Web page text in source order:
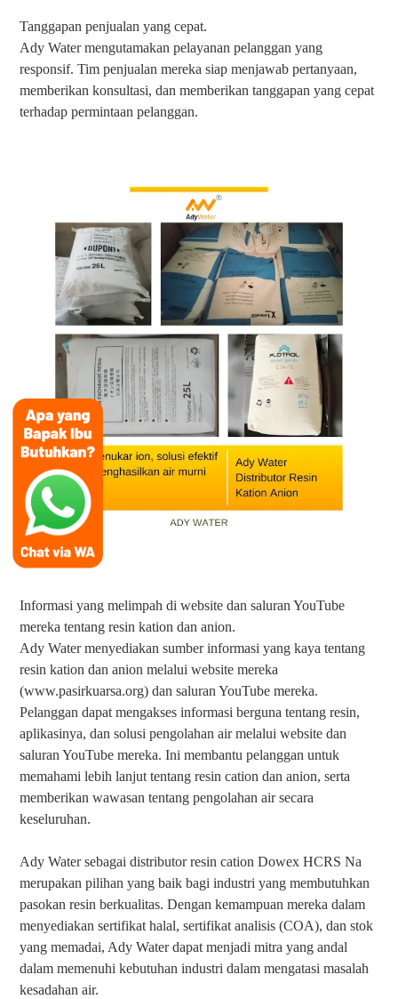
Tanggapan penjualan yang cepat.
Ady Water mengutamakan pelayanan pelanggan yang
responsif. Tim penjualan mereka siap menjawab pertanyaan,
memberikan konsultasi, dan memberikan tanggapan yang cepat
terhadap permintaan pelanggan.
Informasi yang melimpah di website dan saluran YouTube
mereka tentang resin kation dan anion.
Ady Water menyediakan sumber informasi yang kaya tentang
resin kation dan anion melalui website mereka
(www.pasirkuarsa.org) dan saluran YouTube mereka.
Pelanggan dapat mengakses informasi berguna tentang resin,
aplikasinya, dan solusi pengolahan air melalui website dan
saluran YouTube mereka. Ini membantu pelanggan untuk
memahami lebih lanjut tentang resin cation dan anion, serta
memberikan wawasan tentang pengolahan air secara
keseluruhan.
Ady Water sebagai distributor resin cation Dowex HCRS Na
merupakan pilihan yang baik bagi industri yang membutuhkan
pasokan resin berkualitas. Dengan kemampuan mereka dalam
menyediakan sertifikat halal, sertifikat analisis (COA), dan stok
yang memadai, Ady Water dapat menjadi mitra yang andal
dalam memenuhi kebutuhan industri dalam mengatasi masalah
kesadahan air.